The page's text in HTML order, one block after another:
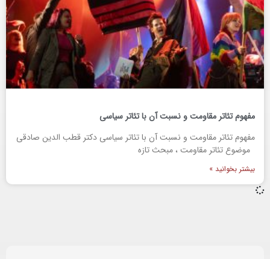
مفهوم تئاتر مقاومت و نسبت آن با تئاتر سیاسی
مفهوم تئاتر مقاومت و نسبت آن با تئاتر سیاسی دکتر قطب الدین صادقی
موضوع تئاتر مقاومت ، مبحث تازه
بیشتر بخوانید »